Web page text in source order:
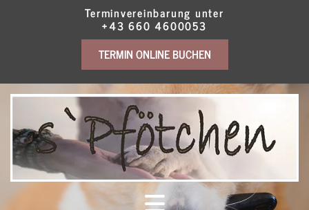
Terminvereinbarung unter
+43 660 4600053
TERMIN ONLINE BUCHEN